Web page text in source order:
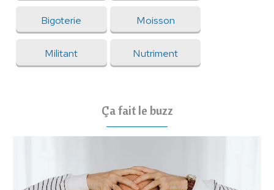
Bigoterie Moisson
Militant Nutriment
Ça fait le buzz